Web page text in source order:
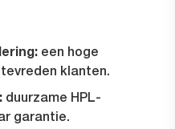
een hoge
klanten.
duurzame HPL-
garantie.